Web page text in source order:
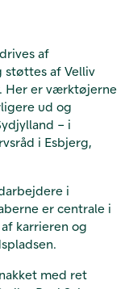
af
støttes af Velliv
Her er værktøjerne
ud og
– i
i Esbjerg,
i
er centrale i
karrieren og
med ret